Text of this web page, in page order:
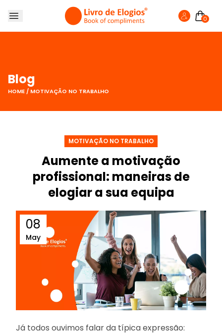
0
FAZER ELOGIO
BLOG
Blog
HOME / MOTIVAÇÃO NO TRABALHO
MOTIVAÇÃO NO TRABALHO
Aumente a motivação
profissional: maneiras de
elogiar a sua equipa
08
May
Já todos ouvimos falar da típica expressão: